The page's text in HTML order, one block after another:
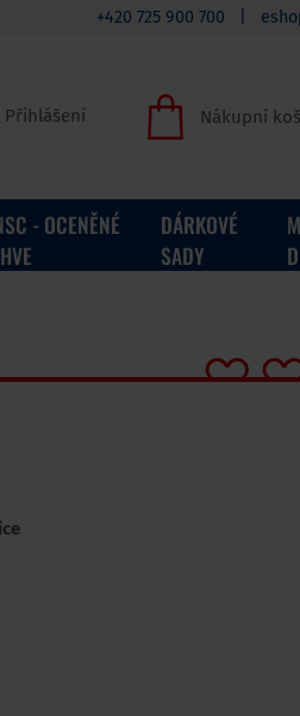
+420 725 900 700
Přihlášení Nákupní
- OCENĚNÉ
DÁRKOVÉ
SADY